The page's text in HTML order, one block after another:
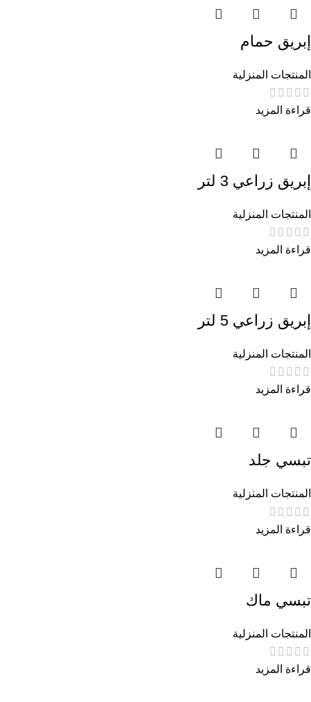
إبريق حمام
المنتجات المنزلية
قراءة المزيد
إبريق زراعي 3 لتر
المنتجات المنزلية
قراءة المزيد
إبريق زراعي 5 لتر
المنتجات المنزلية
قراءة المزيد
تبسي جلد
المنتجات المنزلية
قراءة المزيد
تبسي ماك
المنتجات المنزلية
قراءة المزيد